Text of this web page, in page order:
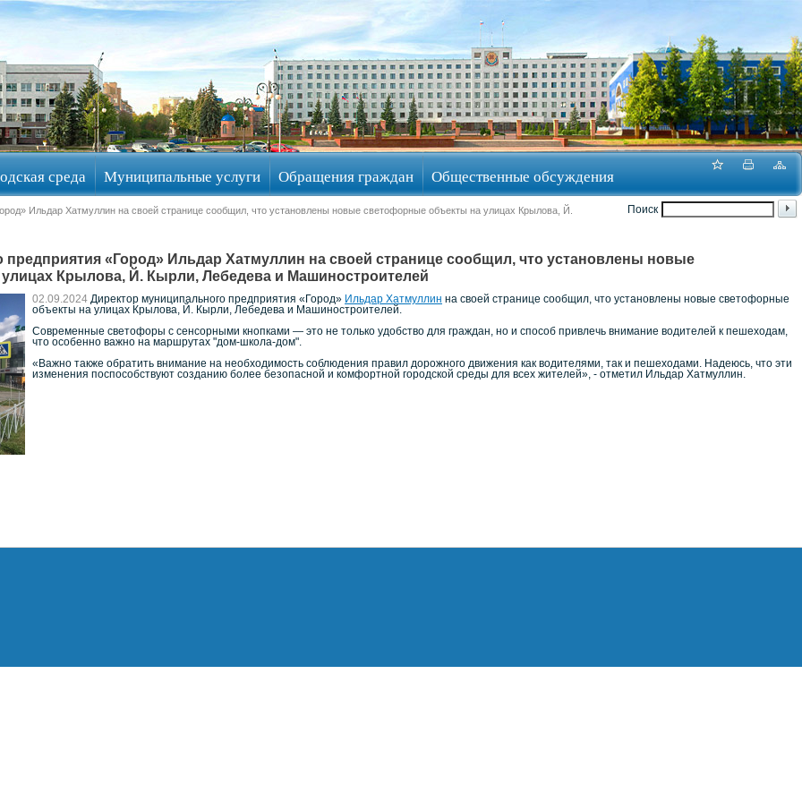
среда Муниципальные услуги Обращения граждан Общественные обсуждения
Поиск
Ильдар Хатмуллин на своей странице сообщил, что установлены новые светофорные объекты на улицах Крылова, Й.
предприятия «Город» Ильдар Хатмуллин на своей странице сообщил, что установлены новые
Крылова, Й. Кырли, Лебедева и Машиностроителей
02.09.2024 Директор муниципального предприятия «Город» Ильдар Хатмуллин на своей странице сообщил, что установлены новые светофорные
объекты на улицах Крылова, Й. Кырли, Лебедева и Машиностроителей.
Современные светофоры с сенсорными кнопками — это не только удобство для граждан, но и способ привлечь внимание водителей к пешеходам,
что особенно важно на маршрутах "дом-школа-дом".
«Важно также обратить внимание на необходимость соблюдения правил дорожного движения как водителями, так и пешеходами. Надеюсь, что эти
изменения поспособствуют созданию более безопасной и комфортной городской среды для всех жителей», - отметил Ильдар Хатмуллин.